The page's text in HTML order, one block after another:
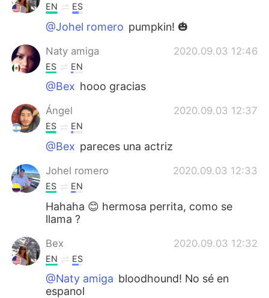
EN ES
@Johel romero pumpkin! 🎃
Naty amiga 2020.09.03 12:46
ES EN
@Bex hooo gracias
Ángel 2020.09.03 12:37
ES EN
@Bex pareces una actriz
Johel romero 2020.09.03 12:33
ES EN
Hahaha 😊 hermosa perrita, como se
llama ?
Bex 2020.09.03 12:32
EN ES
@Naty amiga bloodhound! No sé en
espanol